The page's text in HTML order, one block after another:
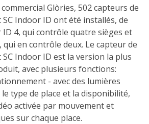
Glòries, 502 capteurs de
Indoor ID ont été installés, de
ID 4, qui contrôle quatre sièges et
qui en contrôle deux. Le capteur de
Indoor ID est la version la plus
avec plusieurs fonctions:
- avec des lumières
type de place et la disponibilité,
activée par mouvement et
sur chaque place.